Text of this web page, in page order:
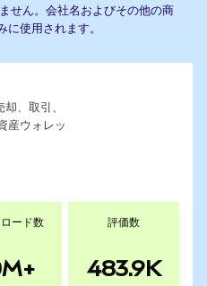
せん。会社名およびその他の商
に使用されます。
、取引、
産ウォレッ
ード数 評価数
483.9K